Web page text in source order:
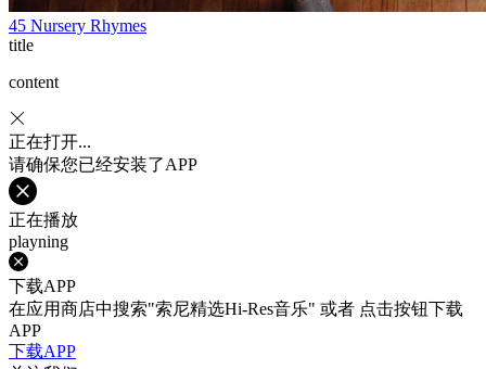
45 Nursery Rhymes
title
content
正在打开...
请确保您已经安装了APP
正在播放
playning
下载APP
在应用商店中搜索"索尼精选Hi-Res音乐" 或者 点击按钮下载
APP
下载APP